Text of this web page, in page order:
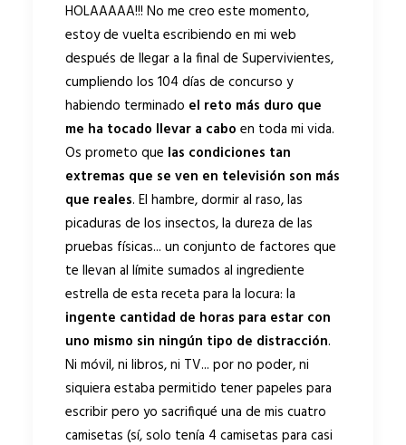
HOLAAAAA!!! No me creo este momento,
estoy de vuelta escribiendo en mi web
después de llegar a la final de Supervivientes,
cumpliendo los 104 días de concurso y
habiendo terminado el reto más duro que
me ha tocado llevar a cabo en toda mi vida.
Os prometo que las condiciones tan
extremas que se ven en televisión son más
que reales. El hambre, dormir al raso, las
picaduras de los insectos, la dureza de las
pruebas físicas... un conjunto de factores que
te llevan al límite sumados al ingrediente
estrella de esta receta para la locura: la
ingente cantidad de horas para estar con
uno mismo sin ningún tipo de distracción.
Ni móvil, ni libros, ni TV... por no poder, ni
siquiera estaba permitido tener papeles para
escribir pero yo sacrifiqué una de mis cuatro
camisetas (sí, solo tenía 4 camisetas para casi